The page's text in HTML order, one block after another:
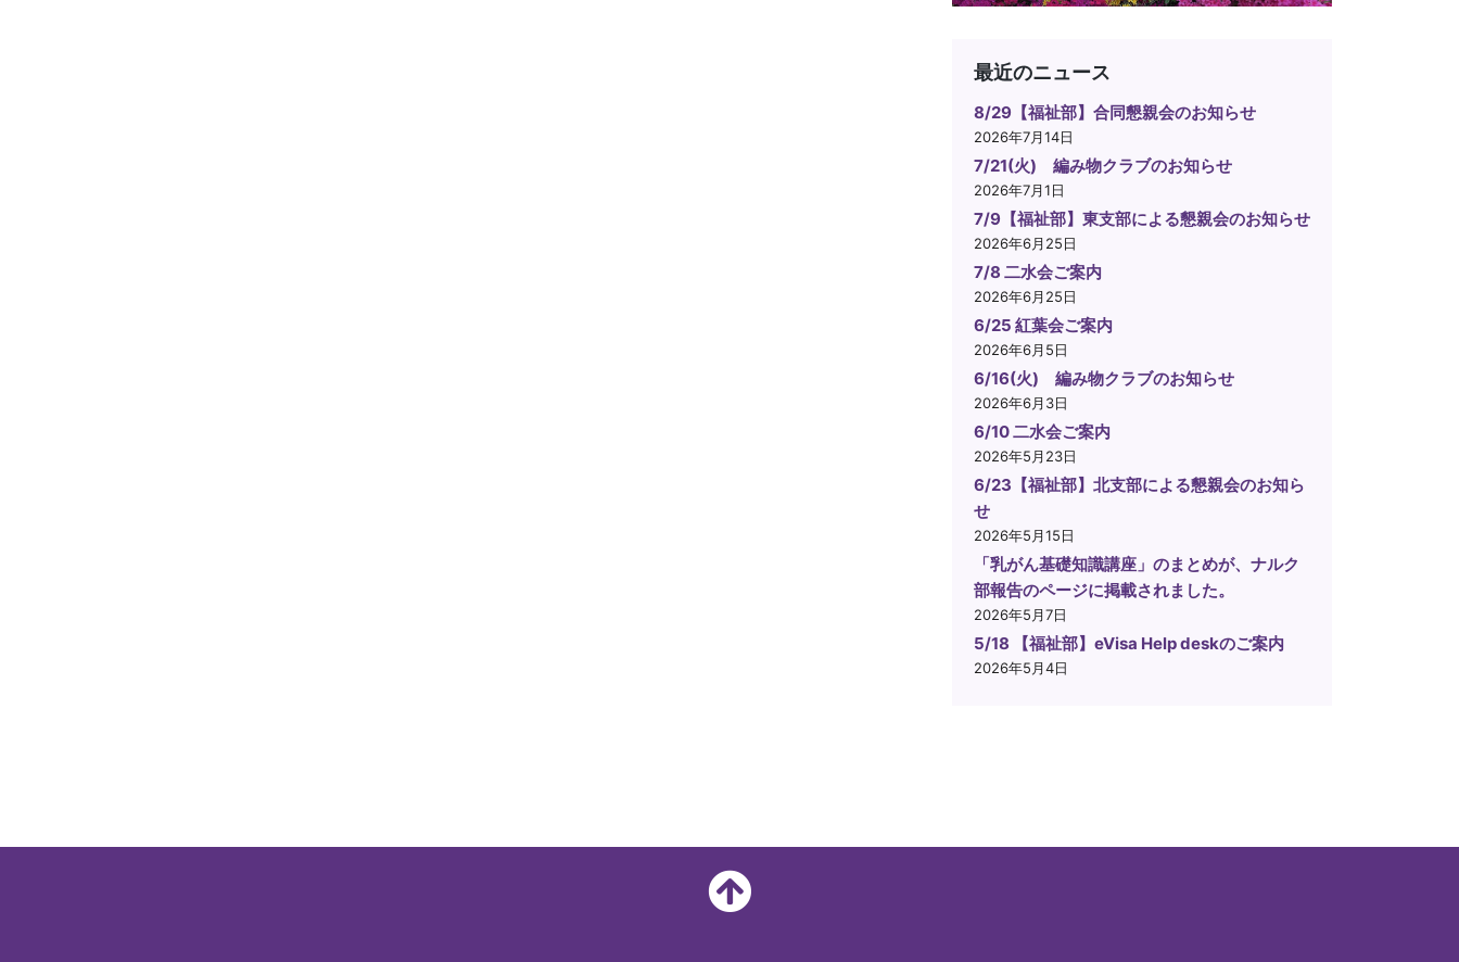
最近のニュース
8/29【福祉部】合同懇親会のお知らせ
2026年7月14日
7/21(火) 編み物クラブのお知らせ
2026年7月1日
7/9【福祉部】東支部による懇親会のお知らせ
2026年6月25日
7/8 二水会ご案内
2026年6月25日
6/25 紅葉会ご案内
2026年6月5日
6/16(火) 編み物クラブのお知らせ
2026年6月3日
6/10 二水会ご案内
2026年5月23日
6/23【福祉部】北支部による懇親会のお知ら
せ
2026年5月15日
「乳がん基礎知識講座」のまとめが、ナルク
部報告のページに掲載されました。
2026年5月7日
5/18 【福祉部】eVisa Help deskのご案内
2026年5月4日